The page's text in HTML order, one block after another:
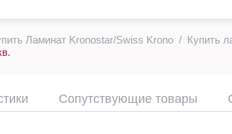
Ламинат Kronostar/Swiss Krono Купить
Сопутствующие товары